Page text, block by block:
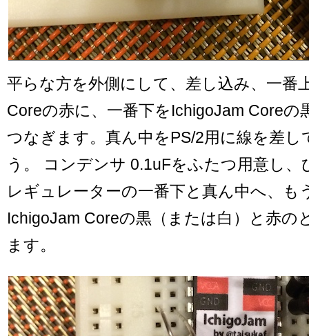
平らな方を外側にして、差し込み、一番
Coreの赤に、一番下をIchigoJam Coreの
つなぎます。真ん中をPS/2用に線を差し
う。
コンデンサ 0.1uFをふたつ用意し、
レギュレーターの一番下と真ん中へ、も
IchigoJam Coreの黒（または白）と赤の
ます。